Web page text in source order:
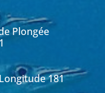
Plongée
181